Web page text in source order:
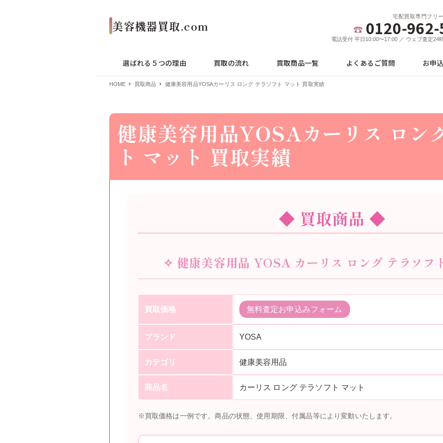
宅配買取専門フリ
0120-
電話受付 平日10:00〜17:00 ／ ウェブ査定24
選ばれる５つの理由 買取の流れ 買取商品一覧 よくあるご質問 お申
HOME 買取商品 健康美容用品YOSAカーリス ロング テラソフト マット 買取実績
健康美容用品YOSAカーリス ロン
ト マット 買取実績
◆ 買取商品 ◆
✧ 健康美容用品 YOSA カーリス ロング テラソフ
買取価格 無料査定お申込みフォーム
ブランド YOSA
カテゴリ 健康美容用品
商品名 カーリス ロング テラソフト マット
※買取価格は一例です。商品の状態、使用期限、付属品等により変動いたします。